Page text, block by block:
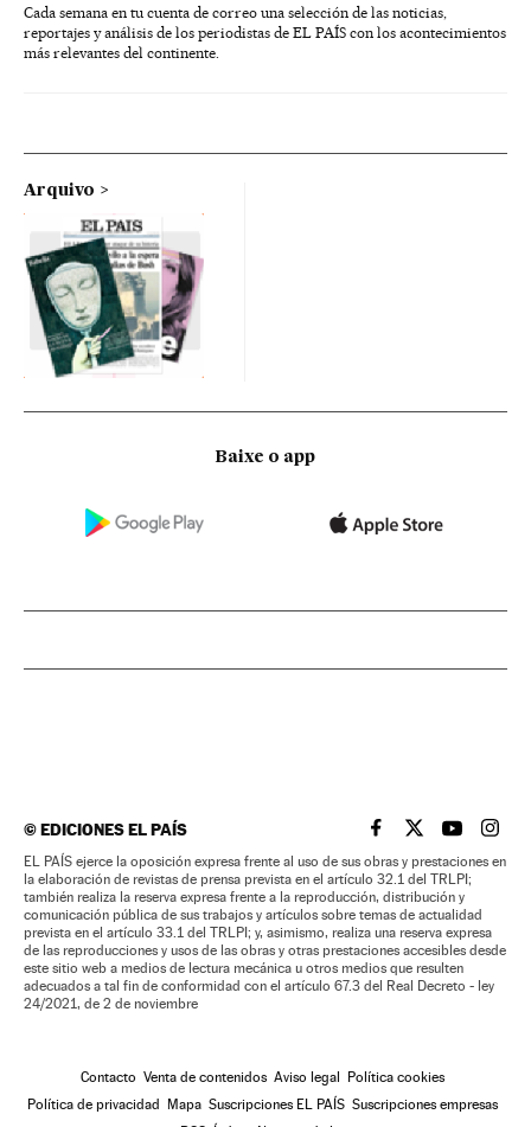
Cada semana en tu cuenta de correo una selección de las noticias,
reportajes y análisis de los periodistas de EL PAÍS con los acontecimientos
más relevantes del continente.
Arquivo
Baixe o app
©EDICIONES EL PAÍS EL PAÍS BRASIL EN
EL PAÍSEL PAÍS
EL
EL PAÍS ejerce la oposición expresa frente al uso de sus obras y prestaciones en
la elaboración de revistas de prensa prevista en el artículo 32.1 del TRLPI;
también realiza la reserva expresa frente a la reproducción, distribución y
comunicación pública de sus trabajos y artículos sobre temas de actualidad
prevista en el artículo 33.1 del TRLPI; y, asimismo, realiza una reserva expresa
de las reproducciones y usos de las obras y otras prestaciones accesibles desde
este sitio web a medios de lectura mecánica u otros medios que resulten
adecuados a tal fin de conformidad con el artículo 67.3 del Real Decreto - ley
24/2021, de 2 de noviembre
Contacto Venta de contenidos Aviso legal Política cookies
Política de privacidad Mapa Suscripciones EL PAÍS Suscripciones empresas